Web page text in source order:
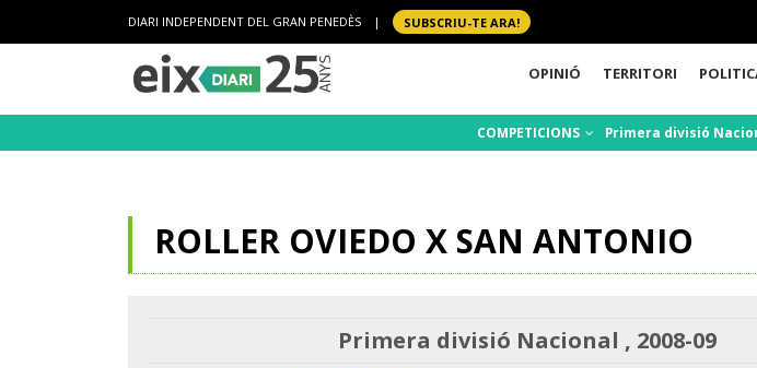
DIARI INDEPENDENT DEL GRAN PENEDÈS | SUBSCRIU-TE ARA!
OPINIÓ TERRITORI
COMPETICIONS Primera divisió
ROLLER OVIEDO X SAN ANTONIO
Primera divisió Nacional , 2008-09